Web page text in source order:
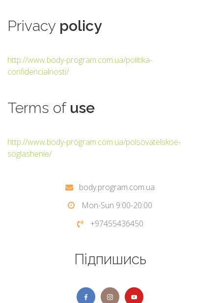
Privacy policy
http://www.body-program.com.ua/politika-
confidencialnosti/
Terms of use
http://www.body-program.com.ua/polsovatelskoe-
soglashenie/
body.program.com.ua
Mon-Sun 9:00-20:00
+97455436450
Підпишись